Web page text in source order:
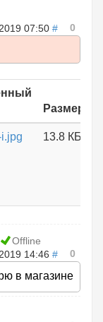
07:50 # 0
Размер
13.8 КБ
Offline
14:46 # 0
в магазине